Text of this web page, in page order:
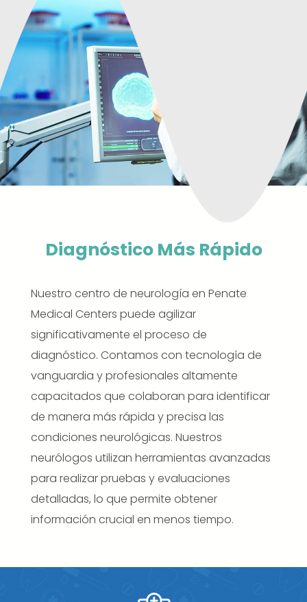
Diagnóstico Más Rápido
Nuestro centro de neurología en Penate
Medical Centers puede agilizar
significativamente el proceso de
diagnóstico. Contamos con tecnología de
vanguardia y profesionales altamente
capacitados que colaboran para identificar
de manera más rápida y precisa las
condiciones neurológicas. Nuestros
neurólogos utilizan herramientas avanzadas
para realizar pruebas y evaluaciones
detalladas, lo que permite obtener
información crucial en menos tiempo.